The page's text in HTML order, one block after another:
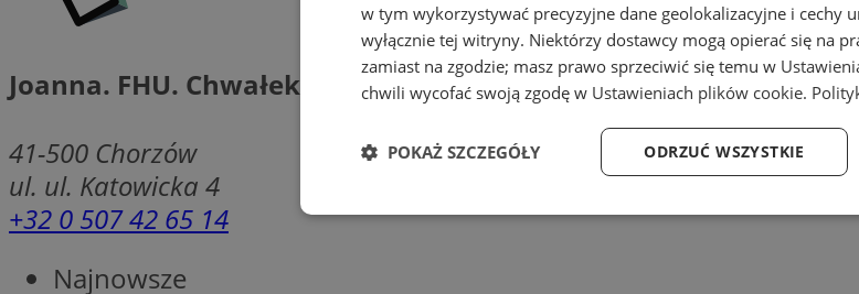
Joanna. FHU. Chwałek J.
41-500 Chorzów
ul. ul. Katowicka 4
+32 0 507 42 65 14
Najnowsze
w tym wykorzystywać precyzyjne dane geolokalizacyjne i cechy
wyłącznie tej witryny. Niektórzy dostawcy mogą opierać się na
zamiast na zgodzie; masz prawo sprzeciwić się temu w
chwili wycofać swoją zgodę w Ustawieniach plików cookie.
ODRZUĆ WSZYSTKIE
POKAŻ SZCZEGÓŁY
Niezbędne Wydajność Targetowanie